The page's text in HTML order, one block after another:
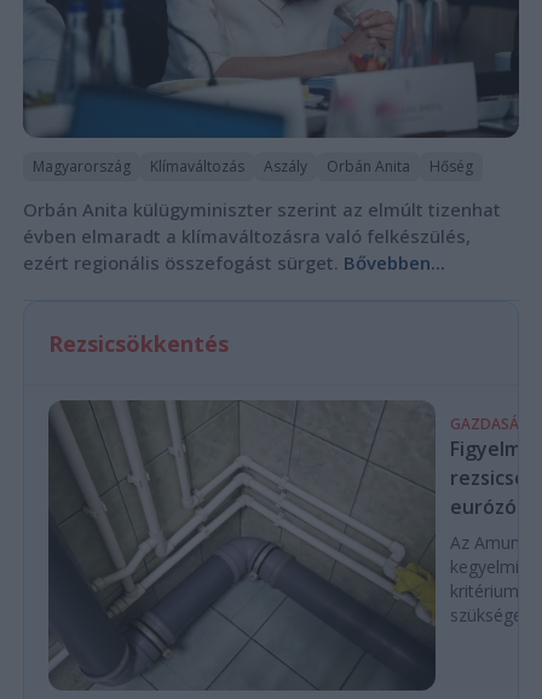
Magyarország Klímaváltozás Aszály Orbán Anita Hőség
Orbán Anita külügyminiszter szerint az elmúlt tizenhat
évben elmaradt a klímaváltozásra való felkészülés,
ezért regionális összefogást sürget. Bővebben...
Rezsicsökkentés
GAZDASÁG
Az Amundi
kegyelmi